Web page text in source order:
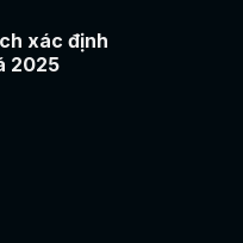
xác định
2025